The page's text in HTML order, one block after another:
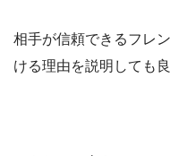
相手が信頼できるフレ
ける理由を説明しても